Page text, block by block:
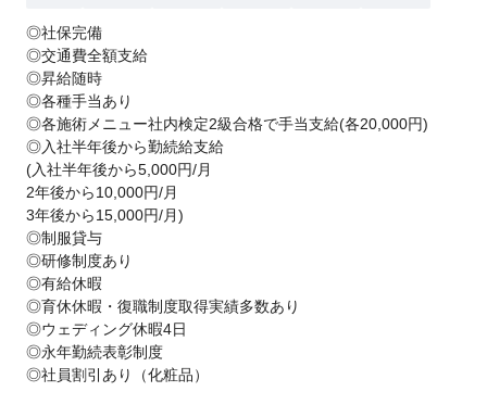
◎社保完備
◎交通費全額支給
◎昇給随時
◎各種手当あり
◎各施術メニュー社内検定2級合格で手当支給(各20,000円)
◎入社半年後から勤続給支給
(入社半年後から5,000円/月
2年後から10,000円/月
3年後から15,000円/月)
◎制服貸与
◎研修制度あり
◎有給休暇
◎育休休暇・復職制度取得実績多数あり
◎ウェディング休暇4日
◎永年勤続表彰制度
◎社員割引あり（化粧品）